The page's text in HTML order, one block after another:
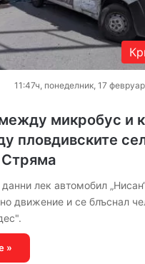
11:47ч, понеделник, 17
микробус и
пловдивските
Стряма
лек автомобил
движение и се блъснал
»